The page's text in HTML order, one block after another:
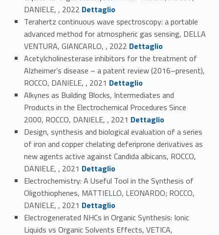
DANIELE, , 2022 Link identifier #identifier_person_169710-17
Dettaglio
Terahertz continuous wave spectroscopy: a portable
advanced method for atmospheric gas sensing, DELLA
VENTURA, GIANCARLO, , 2022 Link identifier #identifier_person_155072-18
Dettaglio
Acetylcholinesterase inhibitors for the treatment of
Alzheimer’s disease – a patent review (2016–present),
ROCCO, DANIELE, , 2021 Link identifier #identifier_person_76137-19
Dettaglio
Alkynes as Building Blocks, Intermediates and
Products in the Electrochemical Procedures Since
2000, ROCCO, DANIELE, , 2021 Link identifier #identifier_person_43790-20
Dettaglio
Design, synthesis and biological evaluation of a series
of iron and copper chelating deferiprone derivatives as
new agents active against Candida albicans, ROCCO,
DANIELE, , 2021 Link identifier #identifier_person_161602-21
Dettaglio
Electrochemistry: A Useful Tool in the Synthesis of
Oligothiophenes, MATTIELLO, LEONARDO; ROCCO,
DANIELE, , 2021 Link identifier #identifier_person_97210-22
Dettaglio
Electrogenerated NHCs in Organic Synthesis: Ionic
Liquids vs Organic Solvents Effects, VETICA,